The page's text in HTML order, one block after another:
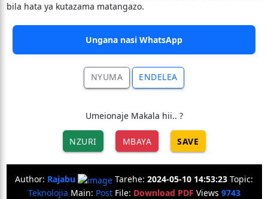
bila hata ya kutazama matangazo.
Ungana nasi WhatsApp
NYUMA ENDELEA
Umeionaje Makala hii.. ?
NZURI MBAYA SAVE
Author: Rajabu Tarehe: 2024-05-10 14:53:23 Topic:
Teknolojia Main: PostFile: Download PDF Views 9743